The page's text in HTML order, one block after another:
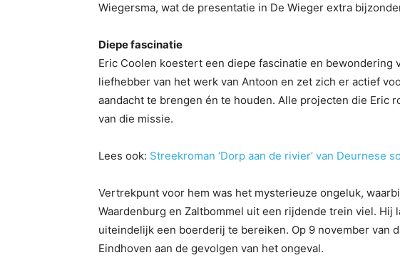
Wiegersma, wat de presentatie in De Wieger extra
Diepe fascinatie
Eric Coolen koestert een diepe fascinatie en
liefhebber van het werk van Antoon en zet zich er actief
aandacht te brengen én te houden. Alle projecten die Eric
van die missie.
Lees ook: Streekroman ‘Dorp aan de rivier’ van
Vertrekpunt voor hem was het mysterieuze ongeluk,
Waardenburg en Zaltbommel uit een rijdende trein viel.
uiteindelijk een boerderij te bereiken. Op 9 november van
Eindhoven aan de gevolgen van het ongeval.